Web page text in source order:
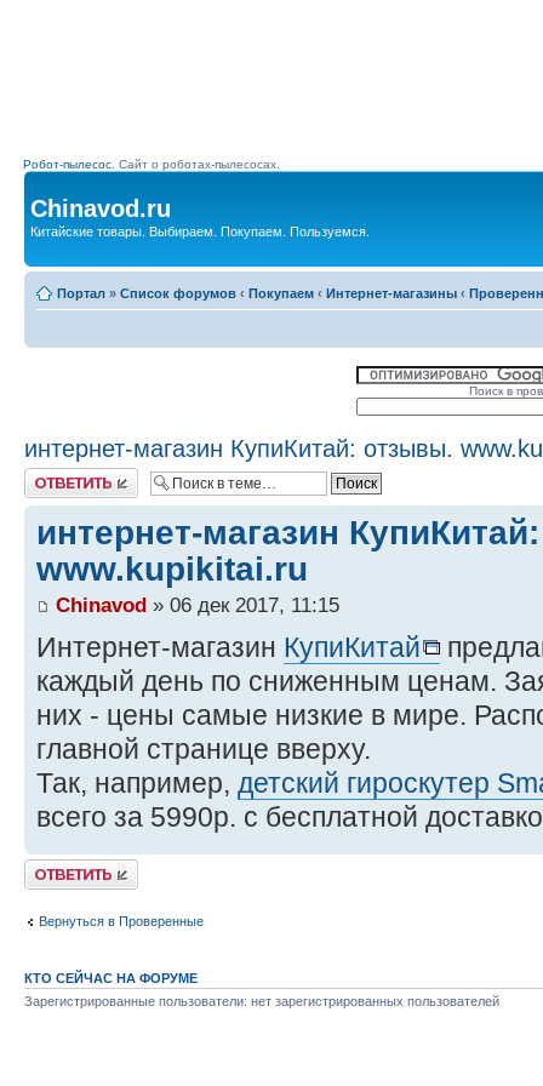
Робот-пылесос. Сайт о роботах-пылесосах.
Chinavod.ru
Китайские товары. Выбираем. Покупаем. Пользуемся.
Портал » Список форумов ‹ Покупаем ‹ Интернет-магазины ‹
Поиск в
интернет-магазин КупиКитай: отзывы.
Комментировать
интернет-магазин
www.kupikitai.ru
Chinavod » 06 дек 2017, 11:15
Интернет-магазин КупиКитай
каждый день по сниженным ценам.
них - цены самые низкие в мире.
главной странице вверху.
Так, например, детский гироскутер
всего за 5990р. с бесплатной
Комментировать
Вернуться в Проверенные
КТО СЕЙЧАС НА ФОРУМЕ
Зарегистрированные пользователи: нет зарегистрированных пользователей